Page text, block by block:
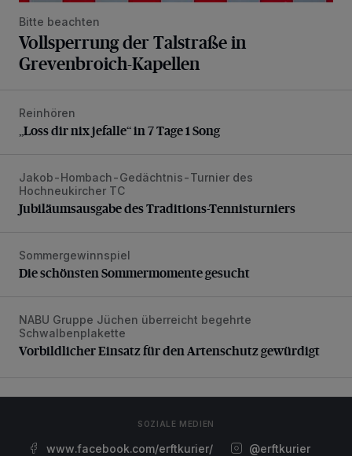
Bitte beachten
Vollsperrung der Talstraße in
Grevenbroich-Kapellen
„Loss dir nix jefalle“ in 7 Tage 1 Song
Reinhören
„Loss dir nix jefalle“ in 7 Tage 1 Song
Jubiläumsausgabe des Traditions-Tennisturniers
Jakob-Hombach-Gedächtnis-Turnier des
Hochneukircher TC
Jubiläumsausgabe des Traditions-Tennisturniers
Die schönsten Sommermomente gesucht
Sommergewinnspiel
Die schönsten Sommermomente gesucht
Vorbildlicher Einsatz für den Artenschutz gewürdigt
NABU Gruppe Jüchen überreicht begehrte
Schwalbenplakette
Vorbildlicher Einsatz für den Artenschutz gewürdigt
SOZIALE MEDIEN
www.facebook.com/erftkurier/ @erftkurier